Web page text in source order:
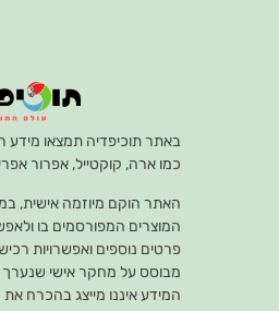
באתר תוכיפדיה תמצאו מידע
כמו ארה, קוקטייל, אפרור
האתר הוקם מיוזמה אישית,
המוצרים המפורסמים בו
פרטים נוספים ואפשרויות
מבוסס על מחקר אישי שנערך
המידע איננו מייצג בהכרח